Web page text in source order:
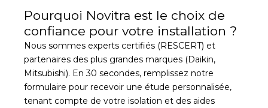
Pourquoi Novitra est le choix de
confiance pour votre installation ?
Nous sommes experts certifiés (RESCERT) et
partenaires des plus grandes marques (Daikin,
Mitsubishi). En 30 secondes, remplissez notre
formulaire pour recevoir une étude personnalisée,
tenant compte de votre isolation et des aides